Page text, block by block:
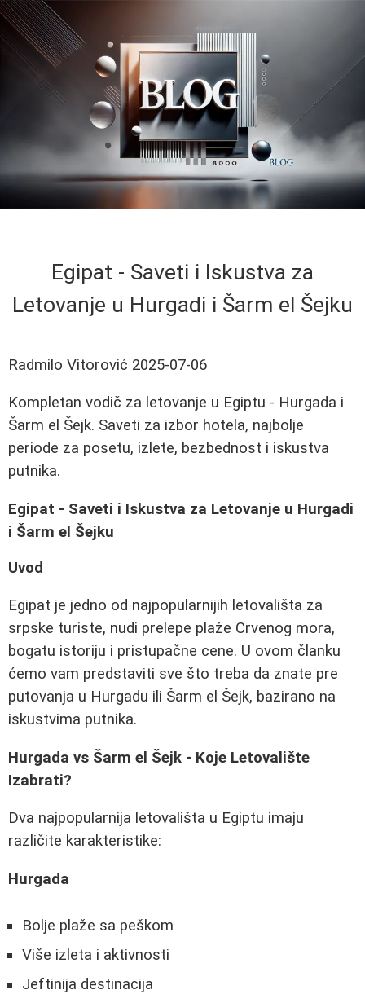
Egipat - Saveti i Iskustva za
Letovanje u Hurgadi i Šarm el Šejku
Radmilo Vitorović 2025-07-06
Kompletan vodič za letovanje u Egiptu - Hurgada i
Šarm el Šejk. Saveti za izbor hotela, najbolje
periode za posetu, izlete, bezbednost i iskustva
putnika.
Egipat - Saveti i Iskustva za Letovanje u Hurgadi
i Šarm el Šejku
Uvod
Egipat je jedno od najpopularnijih letovališta za
srpske turiste, nudi prelepe plaže Crvenog mora,
bogatu istoriju i pristupačne cene. U ovom članku
ćemo vam predstaviti sve što treba da znate pre
putovanja u Hurgadu ili Šarm el Šejk, bazirano na
iskustvima putnika.
Hurgada vs Šarm el Šejk - Koje Letovalište
Izabrati?
Dva najpopularnija letovališta u Egiptu imaju
različite karakteristike:
Hurgada
Bolje plaže sa peškom
Više izleta i aktivnosti
Jeftinija destinacija